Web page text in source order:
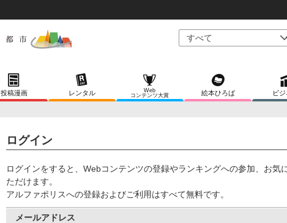
投稿漫画 レンタル
Web
コンテンツ大賞
絵本ひろば ビ
ログイン
ログインをすると、Webコンテンツの登録やランキングへの参加、お気
ただけます。
アルファポリスへの登録およびご利用はすべて無料です。
メールアドレス